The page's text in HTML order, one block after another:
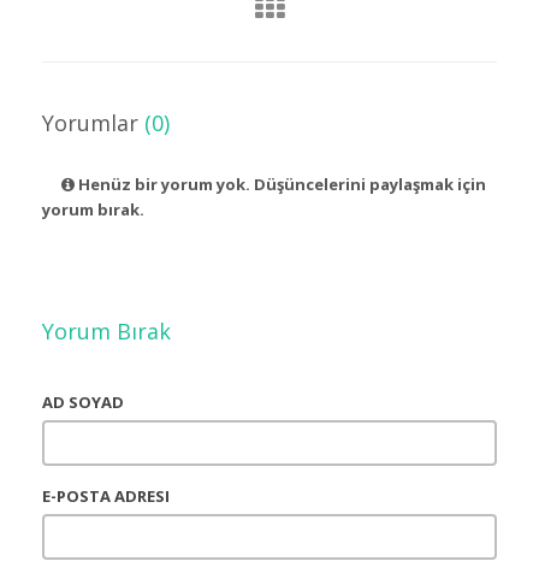
Yorumlar (0)
Henüz bir yorum yok. Düşüncelerini paylaşmak için
yorum bırak.
Yorum Bırak
AD SOYAD
E-POSTA ADRESI